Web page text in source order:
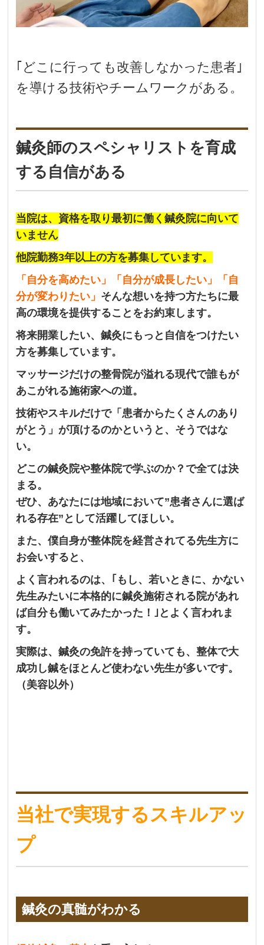
｢どこに行っても改善しなかった患者｣
を導ける技術やチームワークがある。
鍼灸師のスペシャリストを育成
する自信がある
当院は、資格を取り最初に働く鍼灸院に向いて
いません
他院勤務3年以上の方を募集しています。
「自分を高めたい」
「自分が成長したい」「自
分が変わりたい」 そんな想いを持つ方たちに最
高の環境を提供することをお約束します。
将来開業したい、鍼灸にもっと自信をつけたい
方を募集しています。
マッサージだけの整骨院が溢れる現代で誰もが
あこがれる施術家への道。
技術やスキルだけで「患者からたくさんのあり
がとう」が頂けるのかというと、そうではな
い。
どこの鍼灸院や整体院で学ぶのか？で全ては決
まる。
ぜひ、あなたには地域において”患者さんに選ば
れる存在”として活躍してほしい。
また、僕自身が整体院を経営されてる先生方に
お会いすると、
よく言われるのは、 ｢もし、若いときに、かない
先生みたいに本格的に鍼灸施術される院があれ
ば自分も働いてみたかった！｣とよく言われま
す。
実際は、鍼灸の免許を持っていても、整体で大
成功し鍼をほとんど使わない先生が多いです。
（美容以外）
当社で実現するスキルアッ
プ
鍼灸の真髄がわかる